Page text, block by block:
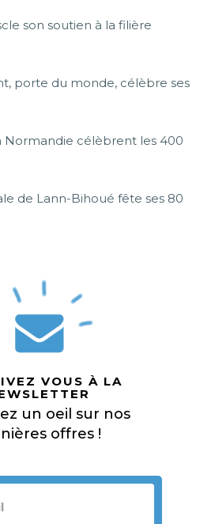
son soutien à la filière
porte du monde, célèbre ses
Normandie célèbrent les 400
de Lann-Bihoué fête ses 80
VOUS À LA
un oeil sur nos
offres !